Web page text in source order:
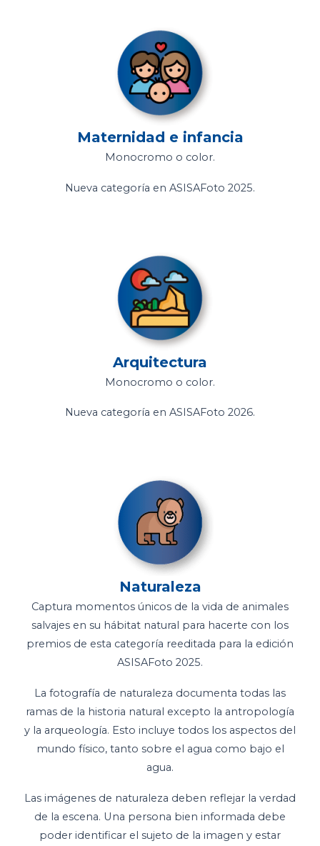
Maternidad e infancia
Monocromo o color.
Nueva categoría en ASISAFoto 2025.
Arquitectura
Monocromo o color.
Nueva categoría en ASISAFoto 2026.
Naturaleza
Captura momentos únicos de la vida de animales
salvajes en su hábitat natural para hacerte con los
premios de esta categoría reeditada para la edición
ASISAFoto 2025.
La fotografía de naturaleza documenta todas las
ramas de la historia natural excepto la antropología
y la arqueología. Esto incluye todos los aspectos del
mundo físico, tanto sobre el agua como bajo el
agua.
Las imágenes de naturaleza deben reflejar la verdad
de la escena. Una persona bien informada debe
poder identificar el sujeto de la imagen y estar